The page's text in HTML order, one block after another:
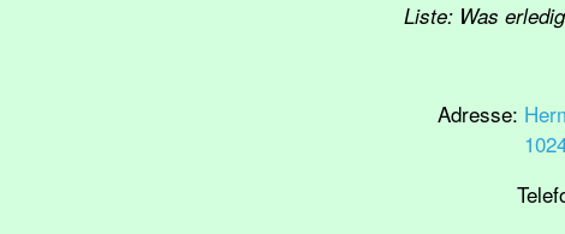
Liste: Was
Adresse: